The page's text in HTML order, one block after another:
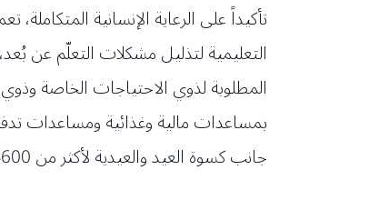
تأكيداً على الرعاية الإنسانية
التعليمية لتذليل مشكلات التعلّم عن
المطلوبة لذوي الاحتياجات الخاصة
بمساعدات مالية وغذائية ومساعدات
جانب كسوة العيد والعيدية لأكثر من 4600 يتيم ومعوق ومحتاج.